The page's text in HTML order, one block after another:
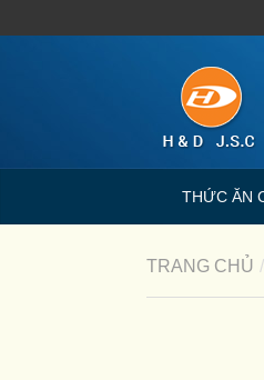
THỨC ĂN
TRANG CHỦ /